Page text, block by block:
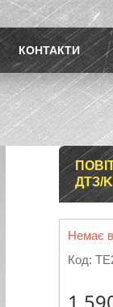
КОНТАКТИ
ДТЗ/
Немає в
Код: